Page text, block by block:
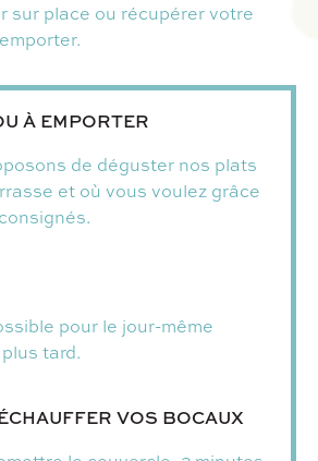
sur place ou récupérer votre
À EMPORTER
de déguster nos plats
et où vous voulez grâce
pour le jour-même
tard.
VOS BOCAUX